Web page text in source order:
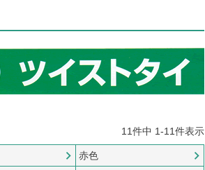
11件中 1-11件表示
赤色